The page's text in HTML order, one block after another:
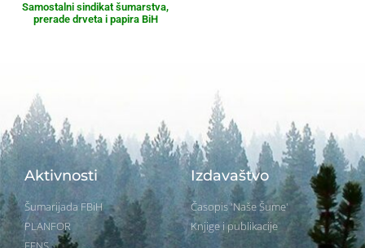
Samostalni sindikat šumarstva,
prerade drveta i papira BiH
Aktivnosti
Šumarijada FBiH
PLANFOR
Izdavaštvo
Časopis 'Naše Šume'
Knjige i publikacije